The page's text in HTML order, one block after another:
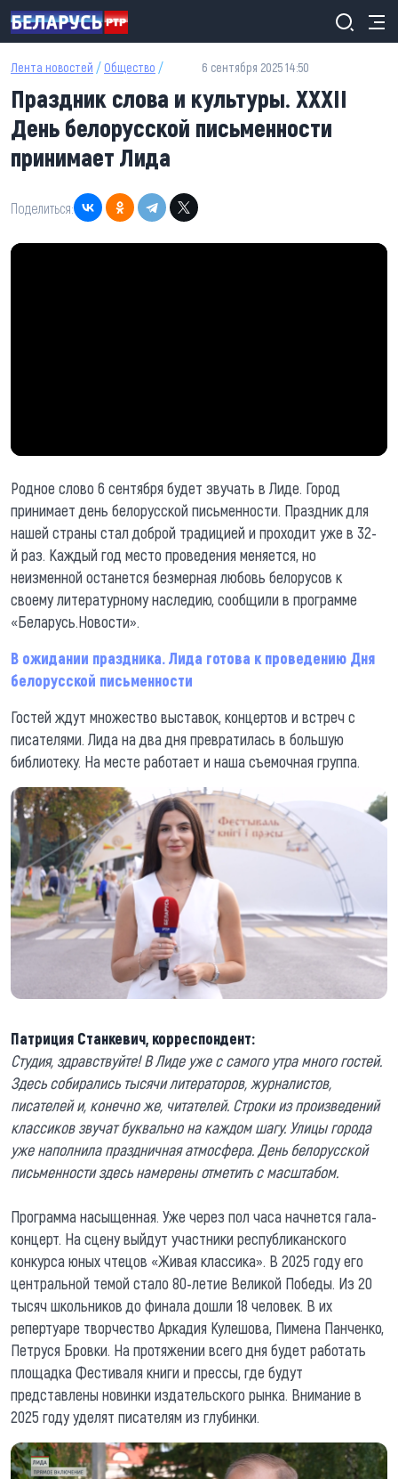
Перейти к основному содержанию
Лента новостей / Общество / 6 сентября 2025 14:50
Праздник слова и культуры. ХXXII
День белорусской письменности
принимает Лида
Поделиться:
Родное слово 6 сентября будет звучать в Лиде. Город
принимает день белорусской письменности. Праздник для
нашей страны стал доброй традицией и проходит уже в 32-
й раз. Каждый год место проведения меняется, но
неизменной останется безмерная любовь белорусов к
своему литературному наследию, сообщили в программе
«Беларусь.Новости».
В ожидании праздника. Лида готова к проведению Дня
белорусской письменности
Гостей ждут множество выставок, концертов и встреч с
писателями. Лида на два дня превратилась в большую
библиотеку. На месте работает и наша съемочная группа.
Патриция Станкевич, корреспондент:
Студия, здравствуйте! В Лиде уже с самого утра много гостей.
Здесь собирались тысячи литераторов, журналистов,
писателей и, конечно же, читателей. Строки из произведений
классиков звучат буквально на каждом шагу. Улицы города
уже наполнила праздничная атмосфера. День белорусской
письменности здесь намерены отметить с масштабом.
Программа насыщенная. Уже через пол часа начнется гала-
концерт. На сцену выйдут участники республиканского
конкурса юных чтецов «Живая классика». В 2025 году его
центральной темой стало 80-летие Великой Победы. Из 20
тысяч школьников до финала дошли 18 человек. В их
репертуаре творчество Аркадия Кулешова, Пимена Панченко,
Петруся Бровки. На протяжении всего дня будет работать
площадка Фестиваля книги и прессы, где будут
представлены новинки издательского рынка. Внимание в
2025 году уделят писателям из глубинки.